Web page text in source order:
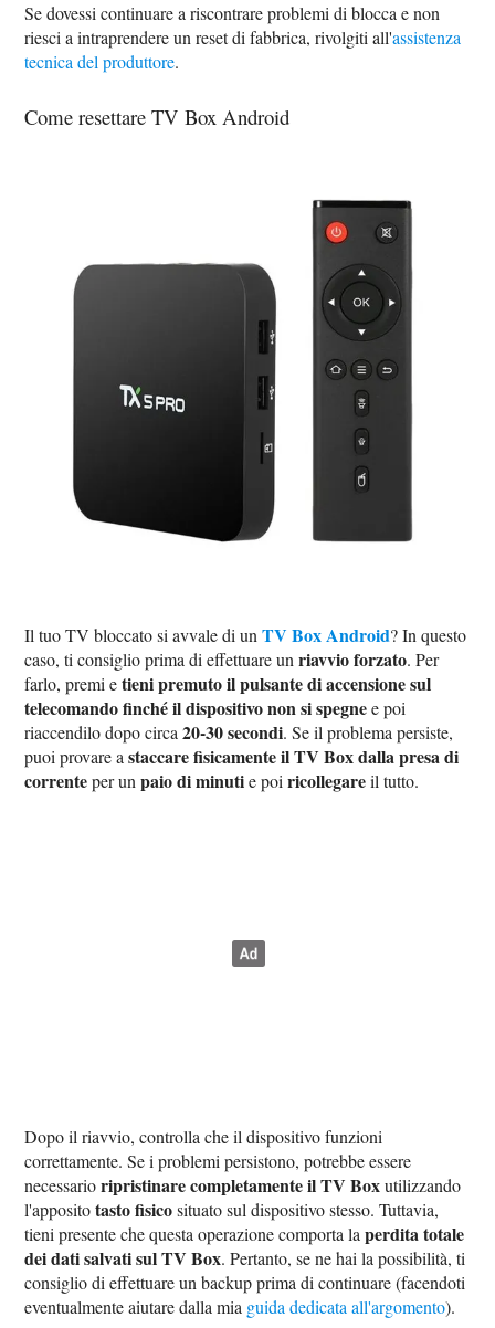
Se dovessi continuare a riscontrare problemi di blocca e non
riesci a intraprendere un reset di fabbrica, rivolgiti all'assistenza
tecnica del produttore.
Come resettare TV Box Android
Il tuo TV bloccato si avvale di unTV Box Android? In questo
caso, ti consiglio prima di effettuare unriavvio forzato. Per
farlo, premi etieni premuto il pulsante di accensione sul
telecomando finché il dispositivo non si spegnee poi
riaccendilo dopo circa20-30 secondi. Se il problema persiste,
puoi provare astaccare fisicamente il TV Box dalla presa di
correnteper unpaio di minutie poiricollegareil tutto.
Dopo il riavvio, controlla che il dispositivo funzioni
correttamente. Se i problemi persistono, potrebbe essere
necessarioripristinare completamente il TV Boxutilizzando
l'appositotasto fisicosituato sul dispositivo stesso. Tuttavia,
tieni presente che questa operazione comporta laperdita totale
dei dati salvati sul TV Box. Pertanto, se ne hai la possibilità, ti
consiglio di effettuare un backup prima di continuare (facendoti
eventualmente aiutare dalla mia guida dedicata all'argomento).